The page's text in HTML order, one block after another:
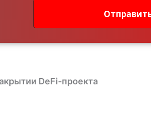
DeFi-проекта